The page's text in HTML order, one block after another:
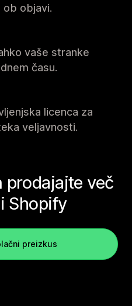
ob objavi.
vaše stranke
času.
licenca za
veljavnosti.
prodajajte več
Shopify
preizkus